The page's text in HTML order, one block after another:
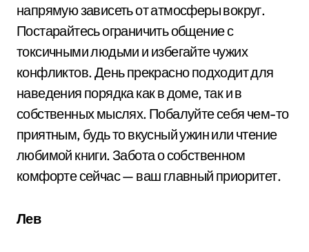
напрямую зависеть от атмосферы вокруг.
Постарайтесь ограничить общение с
токсичными людьми и избегайте чужих
конфликтов. День прекрасно подходит для
наведения порядка как в доме, так и в
собственных мыслях. Побалуйте себя чем-то
приятным, будь то вкусный ужин или чтение
любимой книги. Забота о собственном
комфорте сейчас — ваш главный приоритет.
Лев